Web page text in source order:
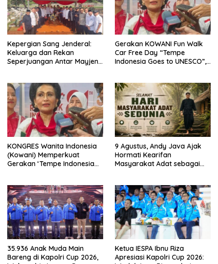
Kepergian Sang Jenderal:
Keluarga dan Rekan
Seperjuangan Antar Mayjen
Terakhir
Gerakan KOWANI Fun Walk
Car Free Day “Tempe
Indonesia Goes to UNESCO”,
KONGRES Wanita Indonesia
(Kowani) Memperkuat
Gerakan ‘Tempe Indonesia
9 Agustus, Andy Java Ajak
Hormati Kearifan
Masyarakat Adat sebagai
35.936 Anak Muda Main
Bareng di Kapolri Cup 2026,
Ketua IESPA Ibnu Riza
Apresiasi Kapolri Cup 2026: